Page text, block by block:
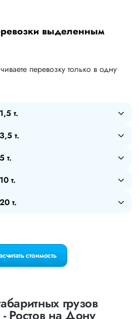
выделенным
перевозку только в одну
т.
т.
т.
т.
т.
стоимость
грузов
Ростов на Дону